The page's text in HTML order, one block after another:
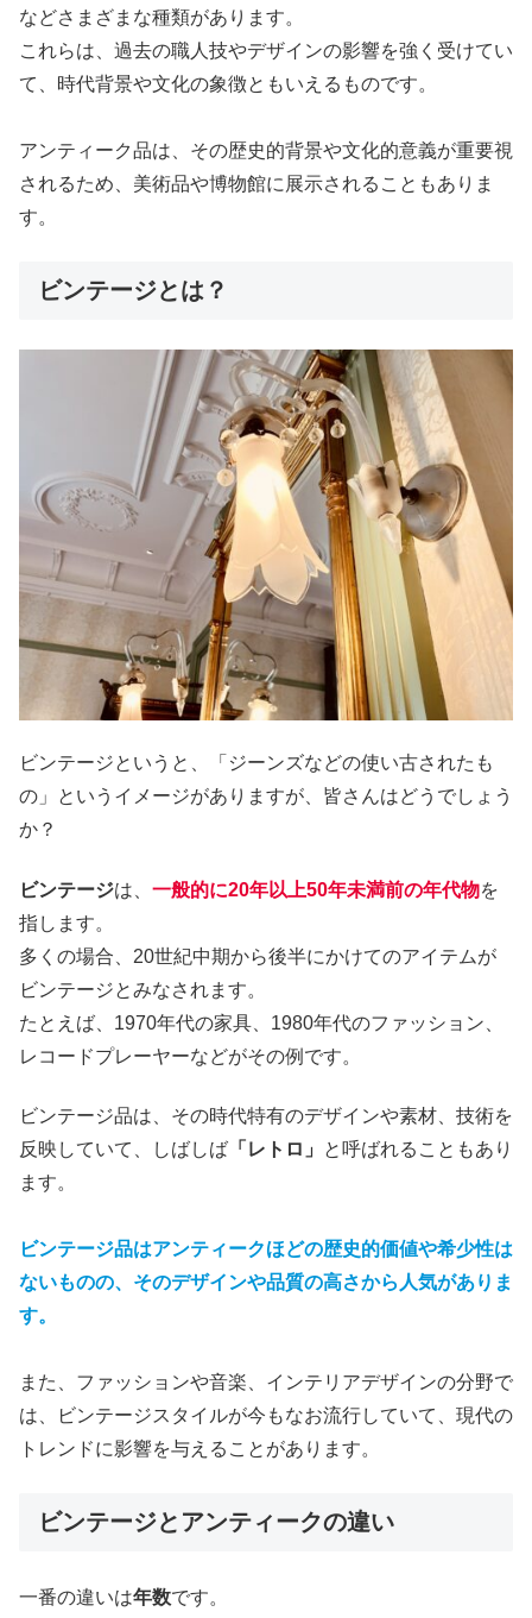
などさまざまな種類があります。
これらは、過去の職人技やデザインの影響を強く受けてい
て、時代背景や文化の象徴ともいえるものです。
アンティーク品は、その歴史的背景や文化的意義が重要視
されるため、美術品や博物館に展示されることもありま
す。
ビンテージとは？
ビンテージというと、「ジーンズなどの使い古されたも
の」というイメージがありますが、皆さんはどうでしょう
か？
ビンテージは、 一般的に20年以上50年未満前の年代物を
指します。
多くの場合、20世紀中期から後半にかけてのアイテムが
ビンテージとみなされます。
たとえば、1970年代の家具、1980年代のファッション、
レコードプレーヤーなどがその例です。
ビンテージ品は、その時代特有のデザインや素材、技術を
反映していて、しばしば 「レトロ」
と呼ばれることもあり
ます。
ビンテージ品はアンティークほどの歴史的価値や希少性は
ないものの、そのデザインや品質の高さから人気がありま
す。
また、ファッションや音楽、インテリアデザインの分野で
は、ビンテージスタイルが今もなお流行していて、現代の
トレンドに影響を与えることがあります。
ビンテージとアンティークの違い
一番の違いは年数です。